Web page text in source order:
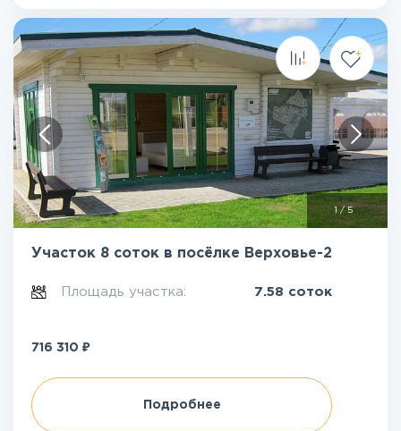
/ 5
Участок 8 соток в посёлке Верховье-2
Площадь участка: 7.58 соток
716 310 ₽
Подробнее